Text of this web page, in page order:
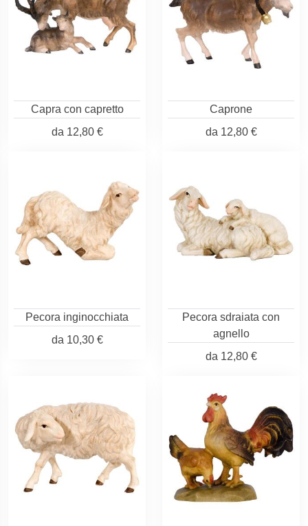
Capra con capretto
da 12,80 €
Caprone
da 12,80 €
Pecora inginocchiata
da 10,30 €
Pecora sdraiata con
agnello
da 12,80 €